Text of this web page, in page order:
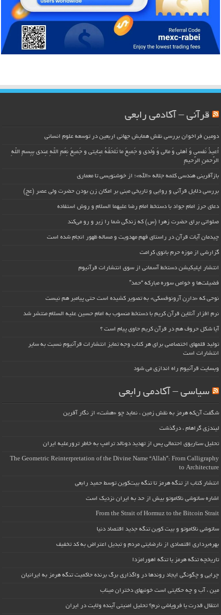
قرآنی – آکادمی رابعی
دومین فراخوان بررسی نقش همایش جهانی اربعین در توسعه علوم انسانی
اُعیذُ نَفسی وَ أهلی وَ مالی وَ وُلدی و جَمیعَ ما تَلحَقُهُ عِنایتی و جَمیعَ نِعَمِ اللّهِ عِندی بِبِسمِ اللّهِ
الرَّحمنِ الرَّحیمِ
بازآفرینی هندسی کلمه جلاله «الله»؛ از خوشنویسی تا معماری
بررسی دلایل قرآنی و روایی و تاریخی مبنی بر امکان زن بودن حضرت ولی عصر (عج)
دعای حرز امام جواد با دستخط امام رضا علیهما السلام و روش استفاده
صلواتی برای حضرت زهرا (س) که زندگی شما را زیر و رو می‌کند
چیدمان آیات قرآن در راستای فهم مهدویت و مساله ظهور انجام شده است
گزارشی از موزه حرم بانوی کرامت
انتشار اپلیکیشن دستخط آسمانی از سوی انتشارات قرآنیوم
فضیلت‌ها و خواص سوره مبارکه “حمد”
نوحی که «دارِن آرونوفسکی» به تصویر کشیده است حتی پیامبر هم نیست
نرم افزار آنلاین قرآن کریم با دستخط منسوب به امام حسین علیه السلام منتشر شد
آیا شکل حروف هم در قرآن کریم حاوی پیام است ؟
تولید قلمهای اختصاصی برای هر کتاب وجه تمایز انتشارات قرآنیوم نسبت به سایر
انتشارات است
وبسایت قرآنیوم راه اندازی می شود
سیاسی – آکادمی رابعی
شگفت آن‌که هرمز به نقش زمین ، نماید چو «هشت» از نگار آفرین
لیندزی گراهام ، درگذشت
تحلیل سناریوی احتمالی پس از تهدید دونالد ترامپ به خاطر ترورعلیه ایران
The Geometric Reinterpretation of the Divine Name “Allah”: From Calligraphy
to Architecture
انتشار کتاب از تنگه هرمز تا تنگه بیت‌کوین توسط حمید رابعی
اشاره ساتوشی ناکاموتو بیش از حد به ایران نزدیک است
From the Strait of Hormuz to the Bitcoin Strait
ساتوشی ناکاموتو و بیت کوین تنگه جدید اقتصاد دنیا
بهره‌برداری اقتصادی از نارضایتی مردم و تبدیل اعتراض به کد تخفیف
تاریخچه تنگه هرمز یا تنگه اهورامزدا
چرایی و چگونگی ایجاد روندها در واگذاری برگ برنده حاکمیت تنگه هرمز به ایرانیان
مین ، آب و چه حکایتی است خونبهای دختران میناب
انتقال قدرت یا فروپاشی نرم؟ تحلیل امنیتی آینده ولایت در ایران